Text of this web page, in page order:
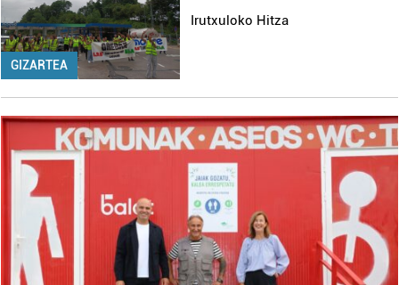
GIZARTEA
Irutxuloko Hitza